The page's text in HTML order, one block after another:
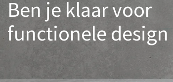
Ben je klaar voor
functionele design